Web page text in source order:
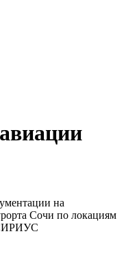
на
Сочи по локациям